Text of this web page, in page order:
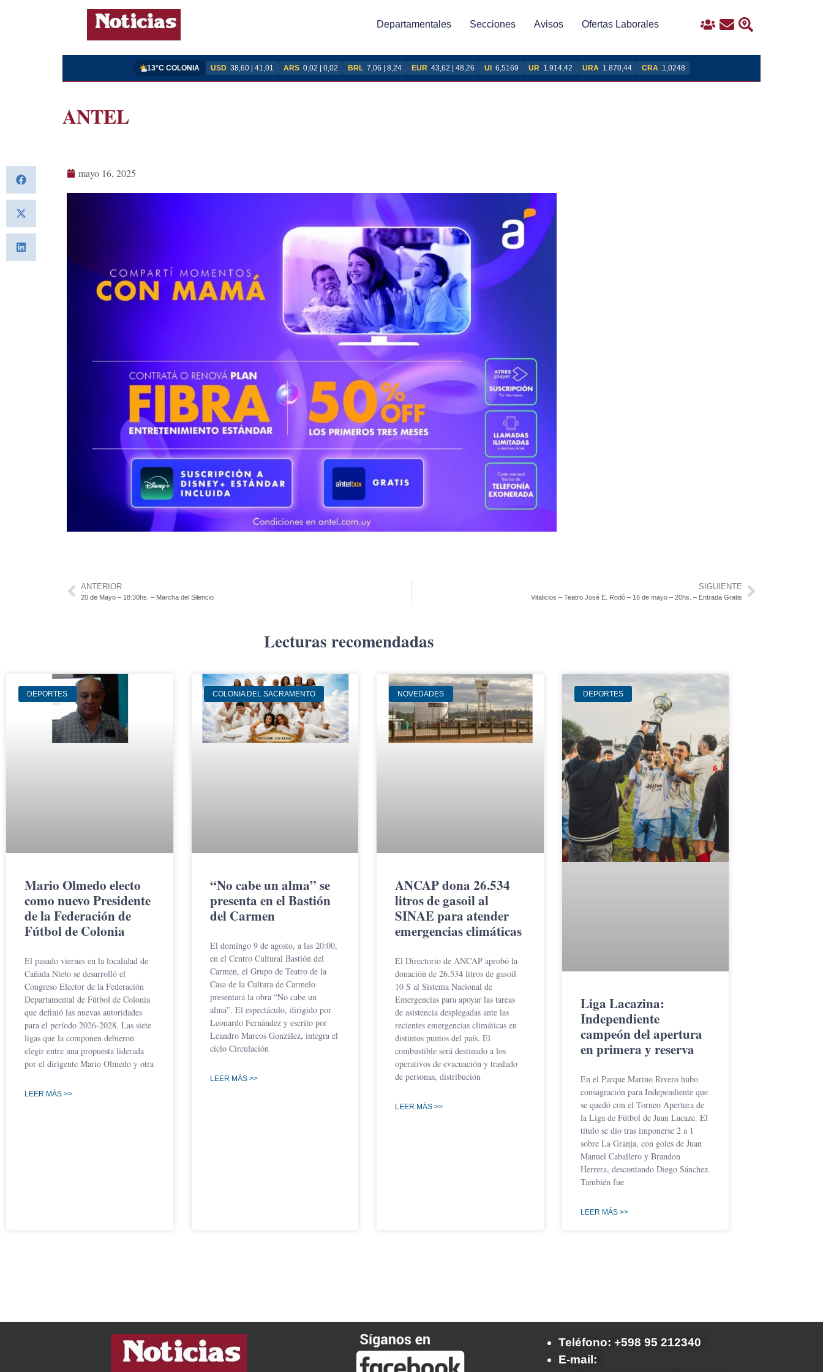
Departamentales Secciones Avisos Ofertas Laborales IngresoContacto
Buscar
13°C COLONIA USD 38,60 | 41,01 ARS 0,02 | 0,02 BRL 7,06 | 8,24 EUR 43,62 | 48,26 UI 6,5169 UR 1.914,42 URA 1.870,44 CRA 1,0248
ANTEL
mayo 16, 2025
ANTERIOR
20 de Mayo – 18:30hs. – Marcha del Silencio
SIGUIENTE
Vitalicios – Teatro José E. Rodó – 16 de mayo – 20hs. – Entrada Gratis
Lecturas recomendadas
DEPORTES
Mario Olmedo electo
como nuevo Presidente
de la Federación de
Fútbol de Colonia
El pasado viernes en la localidad de
Cañada Nieto se desarrolló el
Congreso Elector de la Federación
Departamental de Fútbol de Colonia
que definió las nuevas autoridades
para el período 2026-2028. Las siete
ligas que la componen debieron
elegir entre una propuesta liderada
por el dirigente Mario Olmedo y otra
LEER MÁS >>
COLONIA DEL SACRAMENTO
“No cabe un alma” se
presenta en el Bastión
del Carmen
El domingo 9 de agosto, a las 20:00,
en el Centro Cultural Bastión del
Carmen, el Grupo de Teatro de la
Casa de la Cultura de Carmelo
presentará la obra “No cabe un
alma”. El espectáculo, dirigido por
Leonardo Fernández y escrito por
Leandro Marcos González, integra el
ciclo Circulación
LEER MÁS >>
NOVEDADES
ANCAP dona 26.534
litros de gasoil al
SINAE para atender
emergencias climáticas
El Directorio de ANCAP aprobó la
donación de 26.534 litros de gasoil
10 S al Sistema Nacional de
Emergencias para apoyar las tareas
de asistencia desplegadas ante las
recientes emergencias climáticas en
distintos puntos del país. El
combustible será destinado a los
operativos de evacuación y traslado
de personas, distribución
LEER MÁS >>
DEPORTES
Liga Lacazina:
Independiente
campeón del apertura
en primera y reserva
En el Parque Marino Rivero hubo
consagración para Independiente que
se quedó con el Torneo Apertura de
la Liga de Fútbol de Juan Lacaze. El
título se dio tras imponerse 2 a 1
sobre La Granja, con goles de Juan
Manuel Caballero y Brandon
Herrera, descontando Diego Sánchez.
También fue
LEER MÁS >>
Teléfono: +598 95 212340
E-mail: